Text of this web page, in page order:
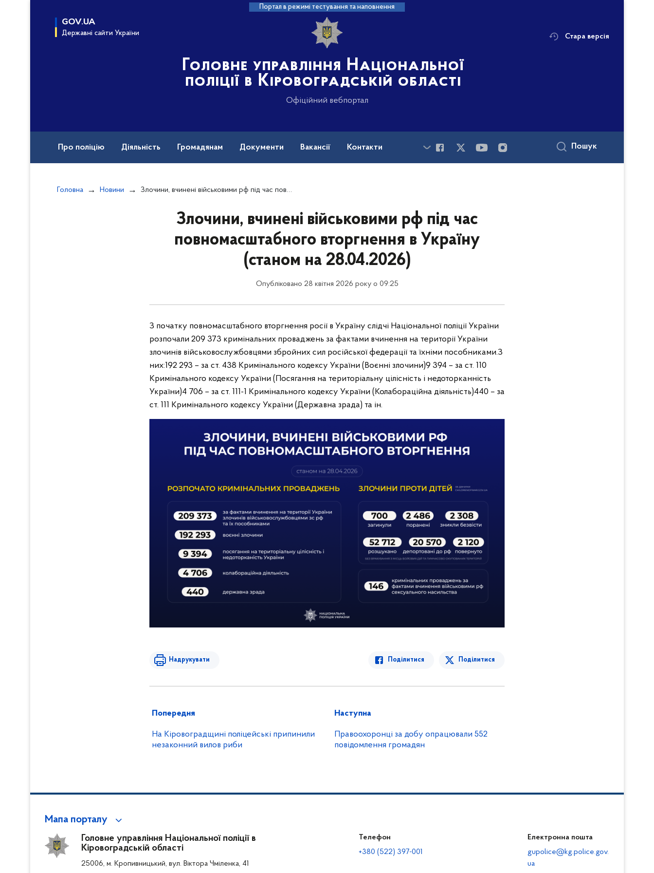
Портал в режимі тестування та наповнення
GOV.UA
Державні сайти України
Головне управління Національної
поліції в Кіровоградській області
Офіційний вебпортал
Стара версія
Про поліцію Діяльність Громадянам Документи Вакансії Контакти Пошук
Головна Новини Злочини, вчинені військовими рф під час повномасштабного вторгнення в Україну (станом на 28.04.2026)
Злочини, вчинені військовими рф під час
повномасштабного вторгнення в Україну
(станом на 28.04.2026)
Опубліковано 28 квітня 2026 року о 09:25
З початку повномасштабного вторгнення росії в Україну слідчі Національної поліції України
розпочали 209 373 кримінальних проваджень за фактами вчинення на території України
злочинів військовослужбовцями збройних сил російської федерації та їхніми пособниками.З
них:192 293 – за ст. 438 Кримінального кодексу України (Воєнні злочини)9 394 – за ст. 110
Кримінального кодексу України (Посягання на територіальну цілісність і недоторканність
України)4 706 – за ст. 111-1 Кримінального кодексу України (Колабораційна діяльність)440 – за
ст. 111 Кримінального кодексу України (Державна зрада) та ін.
Надрукувати Поділитися Поділитися
Попередня
На Кіровоградщині поліцейські припинили
незаконний вилов риби
Наступна
Правоохоронці за добу опрацювали 552
повідомлення громадян
Мапа порталу
Головне управління Національної поліції в
Кіровоградській області
25006, м. Кропивницький, вул. Віктора Чміленка, 41
Телефон
+380 (522) 397-001
Електронна пошта
gupolice@kg.police.gov.
ua